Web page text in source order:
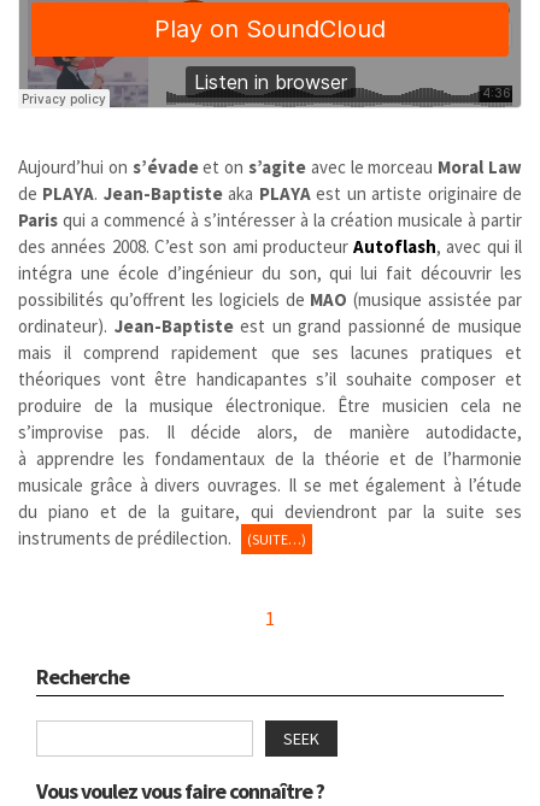
Aujourd’hui on s’évadeet ons’agite avec le morceau Moral Law
de PLAYA. Jean-Baptisteaka PLAYAest un artiste originaire de
Paris qui a commencé à s’intéresser à la création musicale à partir
des années 2008. C’est son ami producteurAutoflash, avec qui il
intégra une école d’ingénieur du son, qui lui fait découvrir les
possibilités qu’offrent les logiciels de MAO (musique assistée par
ordinateur). Jean-Baptisteest un grand passionné de musique
mais il comprend rapidement que ses lacunes pratiques et
théoriques vont être handicapantes s’il souhaite composer et
produire de la musique électronique. Être musicien cela ne
s’improvise pas. Il décide alors, de manière autodidacte,
à apprendre les fondamentaux de la théorie et de l’harmonie
musicale grâce à divers ouvrages. Il se met également à l’étude
du piano et de la guitare, qui deviendront par la suite ses
instruments de prédilection.
(SUITE…)
1
Recherche
SEEK
Vous voulez vous faire connaître ?